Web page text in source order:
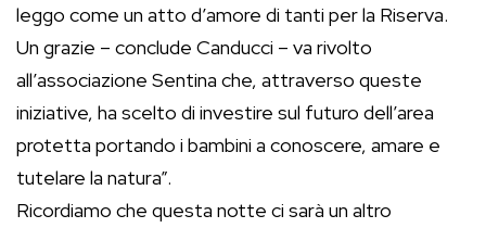
leggo come un atto d’amore di tanti per la Riserva.
Un grazie – conclude Canducci – va rivolto
all’associazione Sentina che, attraverso queste
iniziative, ha scelto di investire sul futuro dell’area
protetta portando i bambini a conoscere, amare e
tutelare la natura”.
Ricordiamo che questa notte ci sarà un altro